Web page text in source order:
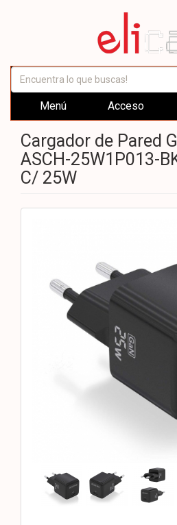
Menú Acceso
Cargador de Pared
ASCH-25W1P013-
C/ 25W